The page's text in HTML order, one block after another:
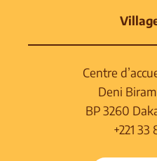
Centre
Deni
BP 3260
+221 33